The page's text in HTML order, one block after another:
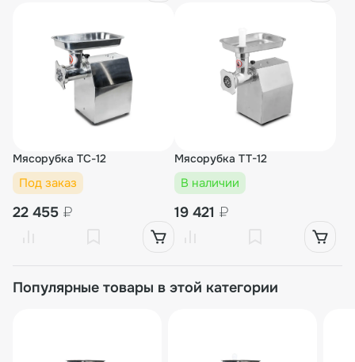
Мясорубка TС-12
Под заказ
22 455 ₽
Мясорубка TT-12
В наличии
19 421 ₽
Популярные товары в этой категории